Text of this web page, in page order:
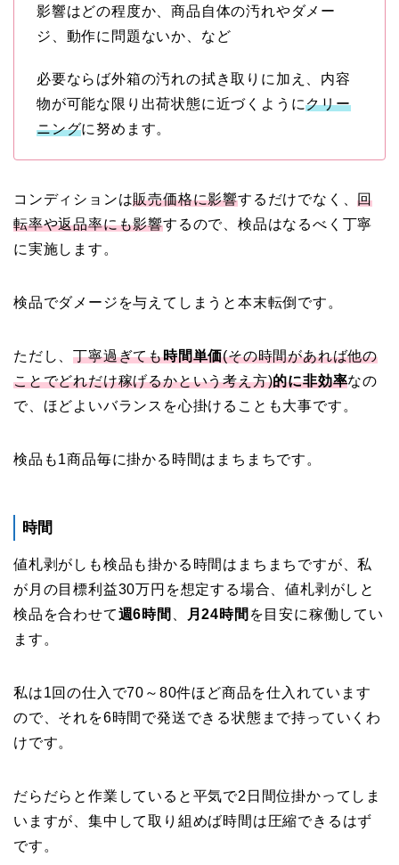
影響はどの程度か、商品自体の汚れやダメー
ジ、動作に問題ないか、など
必要ならば外箱の汚れの拭き取りに加え、内容
物が可能な限り出荷状態に近づくようにクリー
ニングに努めます。
コンディションは販売価格に影響するだけでなく、回
転率や返品率にも影響するので、検品はなるべく丁寧
に実施します。
検品でダメージを与えてしまうと本末転倒です。
ただし、丁寧過ぎても時間単価(その時間があれば他の
ことでどれだけ稼げるかという考え方)的に非効率なの
で、ほどよいバランスを心掛けることも大事です。
検品も1商品毎に掛かる時間はまちまちです。
時間
値札剥がしも検品も掛かる時間はまちまちですが、私
が月の目標利益30万円を想定する場合、値札剥がしと
検品を合わせて週6時間 月24時間 を目安に稼働してい
ます。
私は1回の仕入で70～80件ほど商品を仕入れています
ので、それを6時間で発送できる状態まで持っていくわ
けです。
だらだらと作業していると平気で2日間位掛かってしま
いますが、集中して取り組めば時間は圧縮できるはず
です。